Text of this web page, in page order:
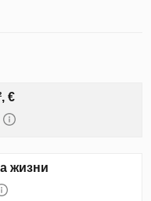
€
жизни